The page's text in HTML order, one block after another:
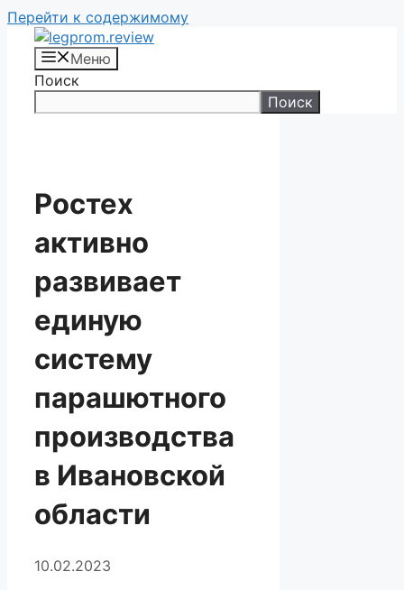
Перейти к содержимому
Меню
Поиск
Поиск
Ростех
активно
развивает
единую
систему
парашютного
производства
в Ивановской
области
10.02.2023